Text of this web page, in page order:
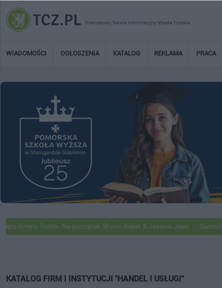
Internetowy Serwis Informacyjny Miasta Tczewa
WIADOMOŚCI OGŁOSZENIA KATALOG REKLAMA PRACA
Tczew. Na początek Shaun Baker & Jessica Jean Samochody
KATALOG FIRM I INSTYTUCJI "HANDEL I USŁUGI"